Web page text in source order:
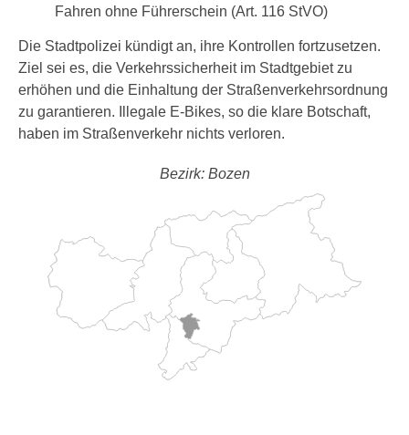
Fahren ohne Führerschein (Art. 116 StVO)
Die Stadtpolizei kündigt an, ihre Kontrollen fortzusetzen.
Ziel sei es, die Verkehrssicherheit im Stadtgebiet zu
erhöhen und die Einhaltung der Straßenverkehrsordnung
zu garantieren. Illegale E-Bikes, so die klare Botschaft,
haben im Straßenverkehr nichts verloren.
Bezirk: Bozen